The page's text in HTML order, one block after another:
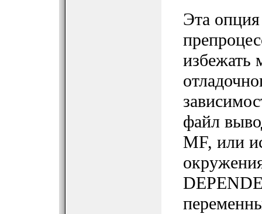
Эта
избежать
файл
MF, или